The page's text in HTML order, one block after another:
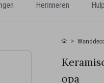
Herinneren
opa